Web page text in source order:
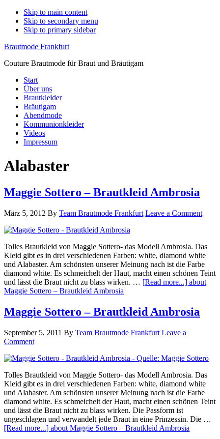
Skip to main content
Skip to secondary menu
Skip to primary sidebar
Brautmode Frankfurt
Couture Brautmode für Braut und Bräutigam
Start
Über uns
Brautkleider
Bräutigam
Abendmode
Kommunionkleider
Videos
Impressum
Alabaster
Maggie Sottero – Brautkleid Ambrosia
März 5, 2012 By Team Brautmode Frankfurt Leave a Comment
Tolles Brautkleid von Maggie Sottero- das Modell Ambrosia. Das
Kleid gibt es in drei verschiedenen Farben: white, diamond white
und Alabaster. Am schönsten unserer Meinung nach ist die Farbe
diamond white. Es schmeichelt der Haut, macht einen schönen Teint
und lässt die Braut nicht zu blass wirken. … [Read more...] about
Maggie Sottero – Brautkleid Ambrosia
Maggie Sottero – Brautkleid Ambrosia
September 5, 2011 By Team Brautmode Frankfurt Leave a
Comment
Tolles Brautkleid von Maggie Sottero- das Modell Ambrosia. Das
Kleid gibt es in drei verschiedenen Farben: white, diamond white
und Alabaster. Am schönsten unserer Meinung nach ist die Farbe
diamond white. Es schmeichelt der Haut, macht einen schönen Teint
und lässt die Braut nicht zu blass wirken. Die Passform ist
ungeschlagen und verwandelt jede Braut in eine Prinzessin. Die …
[Read more...] about Maggie Sottero – Brautkleid Ambrosia